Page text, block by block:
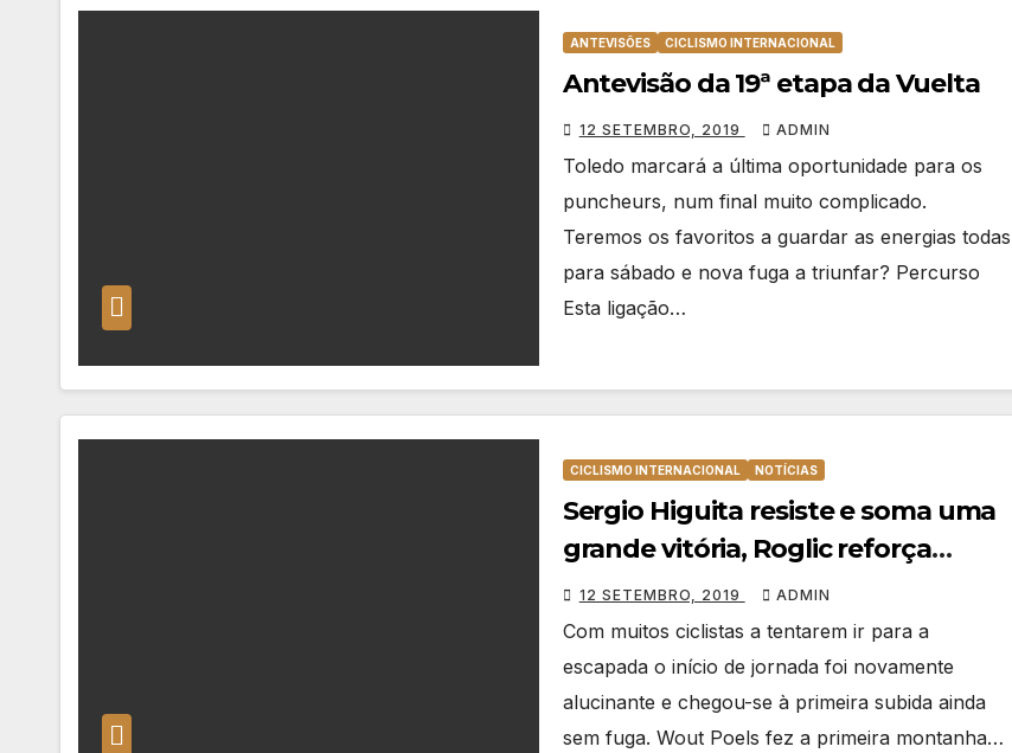
ANTEVISÕES CICLISMO INTERNACIONAL
Antevisão da 19ª etapa da Vuelta
12 SETEMBRO, 2019 ADMIN
Toledo marcará a última oportunidade para os
puncheurs, num final muito complicado.
Teremos os favoritos a guardar as energias todas
para sábado e nova fuga a triunfar? Percurso
Esta ligação…
CICLISMO INTERNACIONAL NOTÍCIAS
Sergio Higuita resiste e soma uma
grande vitória, Roglic reforça
liderança
12 SETEMBRO, 2019 ADMIN
Com muitos ciclistas a tentarem ir para a
escapada o início de jornada foi novamente
alucinante e chegou-se à primeira subida ainda
sem fuga. Wout Poels fez a primeira montanha…